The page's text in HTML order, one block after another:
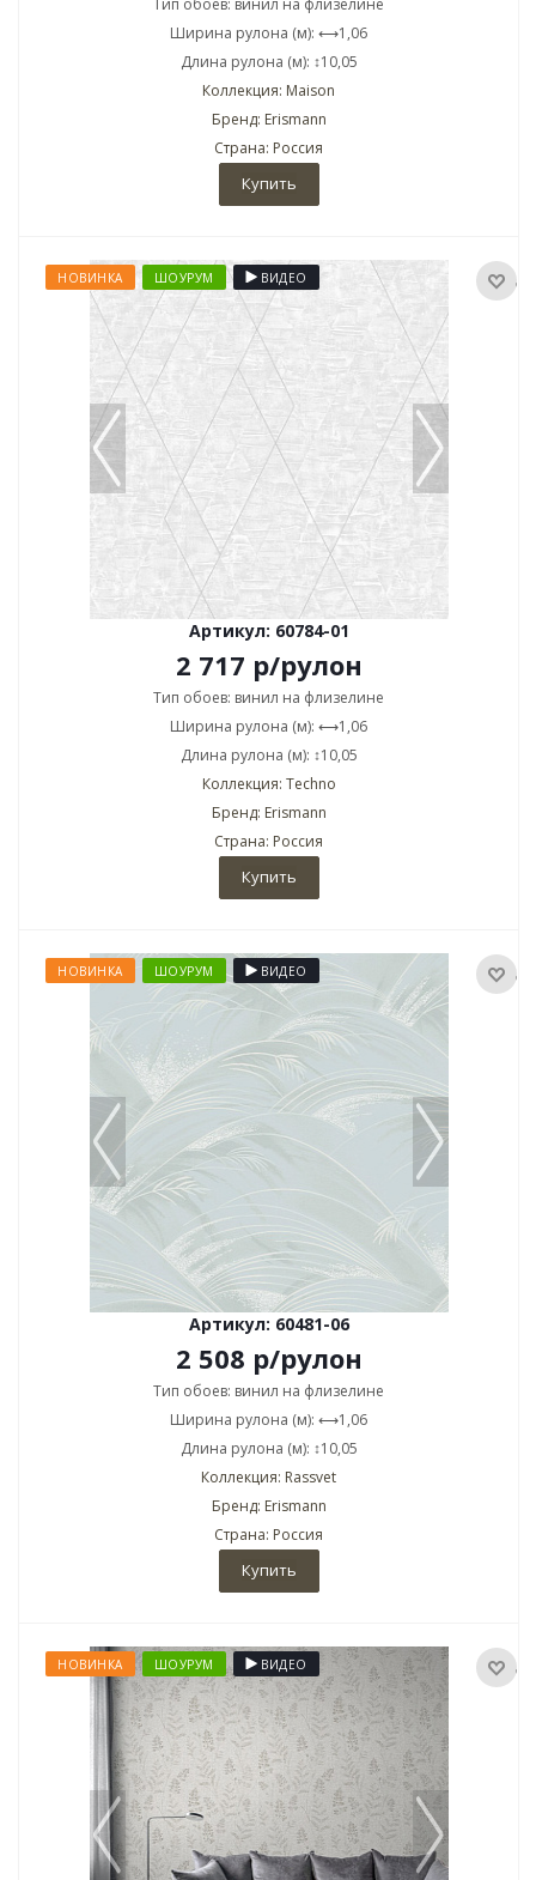
Тип обоев: винил на флизелине
Ширина рулона (м): ⟷1,06
Длина рулона (м): ↕10,05
Коллекция: Maison
Бренд: Erismann
Страна: Россия
Купить
НОВИНКА ШОУРУМ ВИДЕО
Артикул: 60784-01
2 717 р/рулон
Тип обоев: винил на флизелине
Ширина рулона (м): ⟷1,06
Длина рулона (м): ↕10,05
Коллекция: Techno
Бренд: Erismann
Страна: Россия
Купить
НОВИНКА ШОУРУМ ВИДЕО
Артикул: 60481-06
2 508 р/рулон
Тип обоев: винил на флизелине
Ширина рулона (м): ⟷1,06
Длина рулона (м): ↕10,05
Коллекция: Rassvet
Бренд: Erismann
Страна: Россия
Купить
НОВИНКА ШОУРУМ ВИДЕО